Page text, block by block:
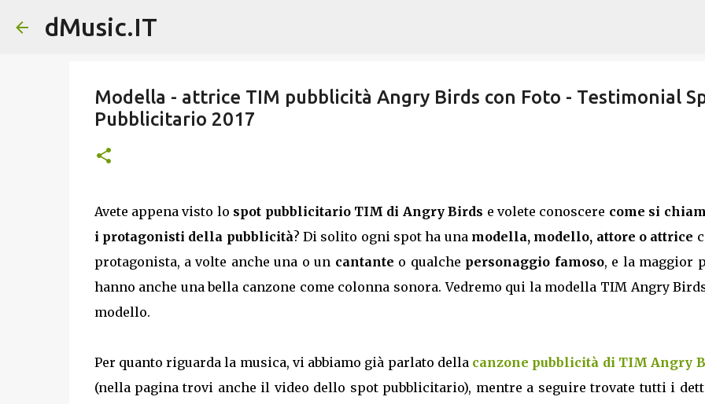
dMusic.IT
Modella - attrice TIM pubblicità Angry Birds con Foto - Testimonial
Pubblicitario 2017
Avete appena visto lo spot pubblicitario TIM di Angry Birds e volete conoscere come si
i protagonisti della pubblicità? Di solito ogni spot ha una modella, modello, attore o attrice
protagonista, a volte anche una o un cantante o qualche personaggio famoso, e la maggior
hanno anche una bella canzone come colonna sonora. Vedremo qui la modella TIM Angry
modello.
Per quanto riguarda la musica, vi abbiamo già parlato della canzone pubblicità di TIM Angry
(nella pagina trovi anche il video dello spot pubblicitario), mentre a seguire trovate tutti i